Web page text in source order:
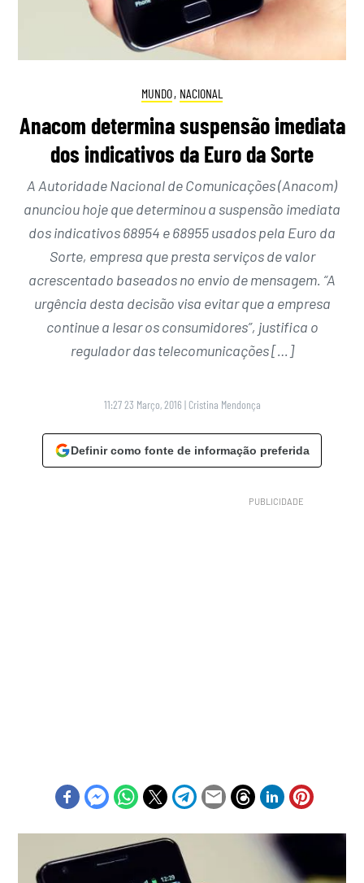
MUNDO, NACIONAL
Anacom determina suspensão imediata
dos indicativos da Euro da Sorte
A Autoridade Nacional de Comunicações (Anacom)
anunciou hoje que determinou a suspensão imediata
dos indicativos 68954 e 68955 usados pela Euro da
Sorte, empresa que presta serviços de valor
acrescentado baseados no envio de mensagem. “A
urgência desta decisão visa evitar que a empresa
continue a lesar os consumidores”, justifica o
regulador das telecomunicações […]
11:27 23 Março, 2016 | Cristina Mendonça
Definir como fonte de informação preferida